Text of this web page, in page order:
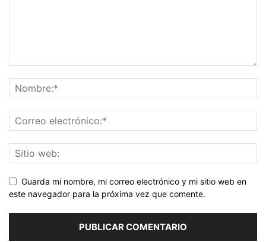
Guarda mi nombre, mi correo electrónico y mi sitio web en
este navegador para la próxima vez que comente.